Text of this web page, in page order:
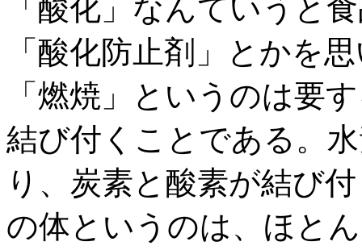
「酸化」なんていうと
「酸化防止剤」とかを
「燃焼」というのは要
結び付くことである。
り、炭素と酸素が結び
の体というのは、ほと